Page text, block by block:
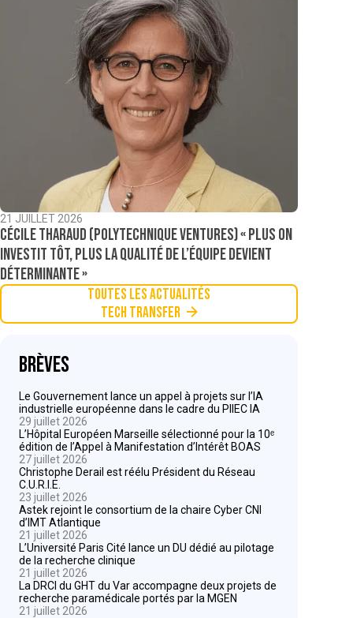
21 JUILLET 2026
Cécile Tharaud (Polytechnique Ventures) « Plus on
investit tôt, plus la qualité de l’équipe devient
déterminante »
Toutes les actualités
Tech Transfer
Brèves
Le Gouvernement lance un appel à projets sur l’IA
industrielle européenne dans le cadre du PIIEC IA
29 juillet 2026
L’Hôpital Européen Marseille sélectionné pour la 10ᵉ
édition de l’Appel à Manifestation d’Intérêt BOAS
27 juillet 2026
Christophe Derail est réélu Président du Réseau
C.U.R.I.E.
23 juillet 2026
Astek rejoint le consortium de la chaire Cyber CNI
d’IMT Atlantique
21 juillet 2026
L’Université Paris Cité lance un DU dédié au pilotage
de la recherche clinique
21 juillet 2026
La DRCI du GHT du Var accompagne deux projets de
recherche paramédicale portés par la MGEN
21 juillet 2026